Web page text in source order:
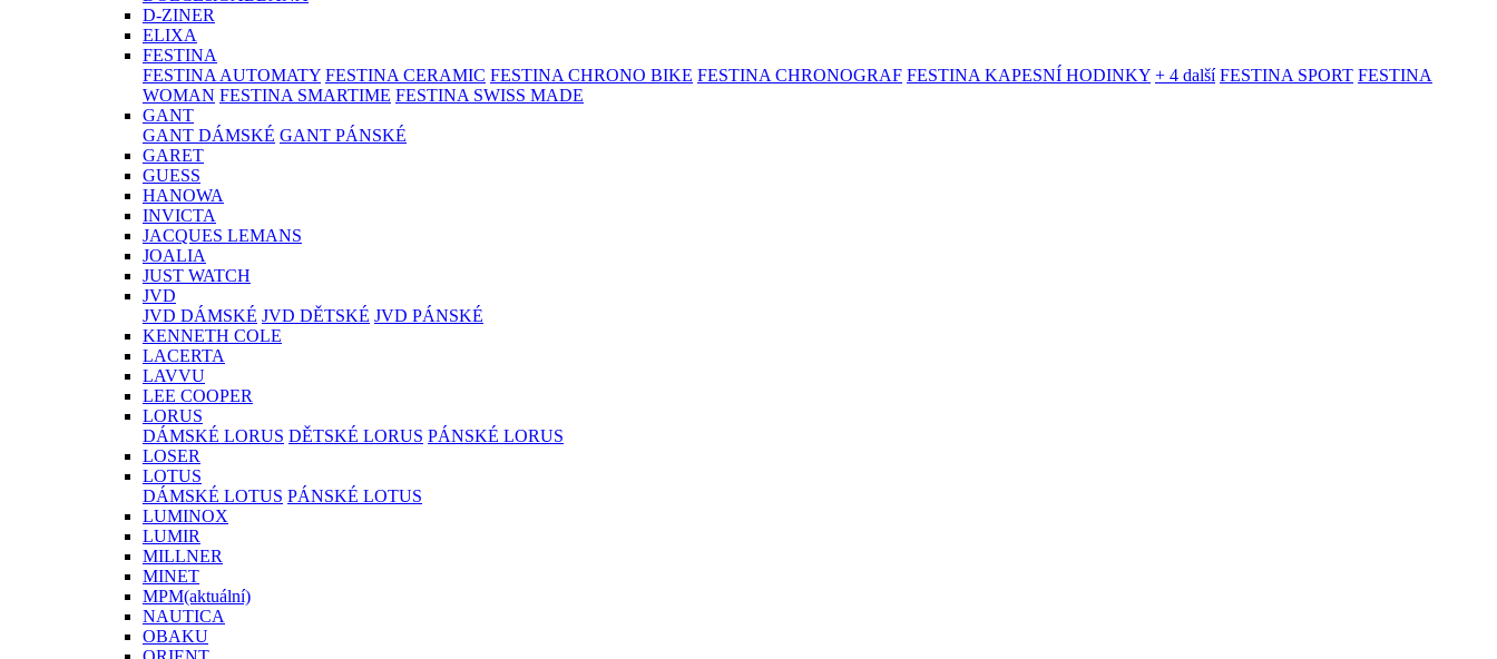
D-ZINER
ELIXA
FESTINA
FESTINA AUTOMATY FESTINA CERAMIC FESTINA CHRONO BIKE FESTINA CHRONOGRAF FESTINA KAPESNÍ HODINKY + 4 další FESTINA SPORT FESTINA
WOMAN FESTINA SMARTIME FESTINA SWISS MADE
GANT
GANT DÁMSKÉ GANT PÁNSKÉ
GARET
GUESS
HANOWA
INVICTA
JACQUES LEMANS
JOALIA
JUST WATCH
JVD
JVD DÁMSKÉ JVD DĚTSKÉ JVD PÁNSKÉ
KENNETH COLE
LACERTA
LAVVU
LEE COOPER
LORUS
DÁMSKÉ LORUS DĚTSKÉ LORUS PÁNSKÉ LORUS
LOSER
LOTUS
DÁMSKÉ LOTUS PÁNSKÉ LOTUS
LUMINOX
LUMIR
MILLNER
MINET
MPM(aktuální)
NAUTICA
OBAKU